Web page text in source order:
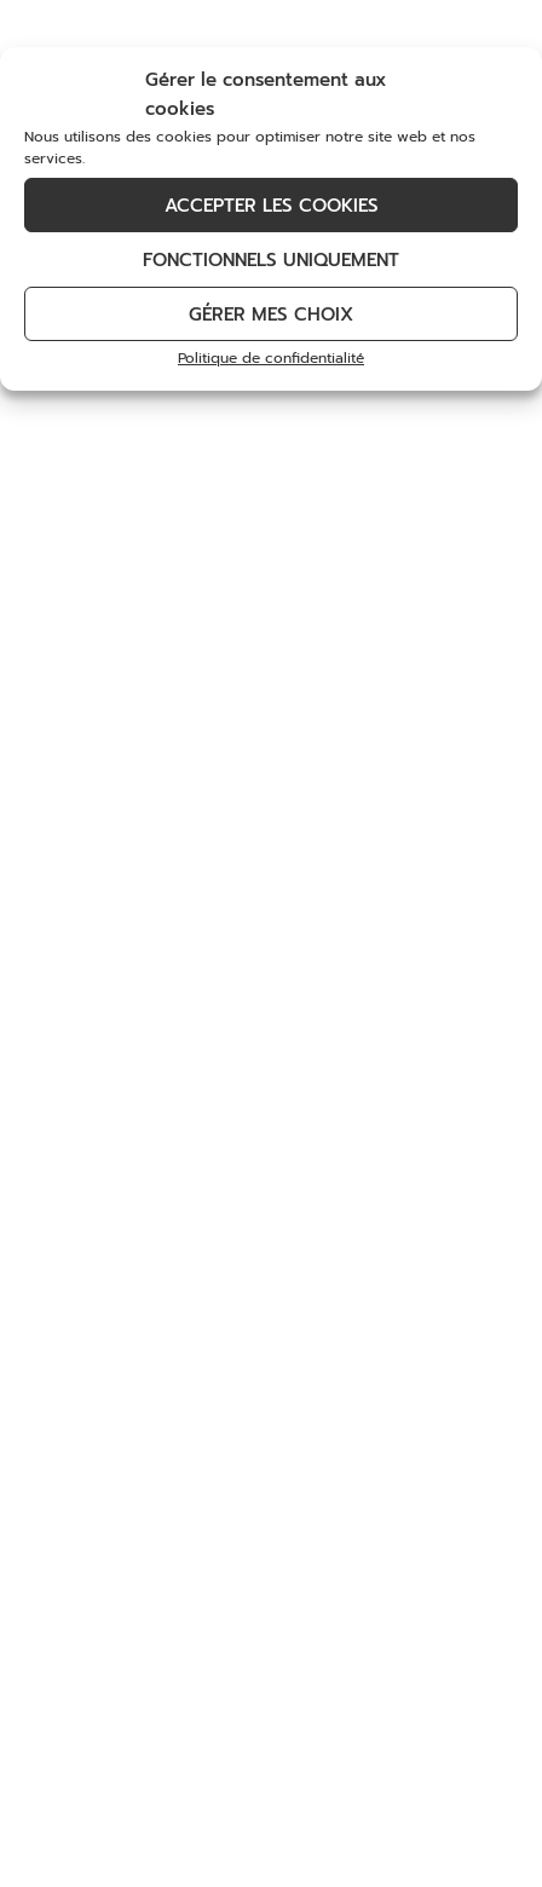
Gérer le consentement aux
cookies
Nous utilisons des cookies pour optimiser notre site web et nos
services.
ACCEPTER LES COOKIES
FONCTIONNELS UNIQUEMENT
GÉRER MES CHOIX
Politique de confidentialité